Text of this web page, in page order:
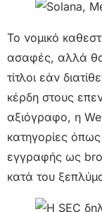
Το νομικό
ασαφές, αλλά θα
τίτλοι εάν
κέρδη στους
αξιόγραφο, η
κατηγορίες
εγγραφής ως
κατά του